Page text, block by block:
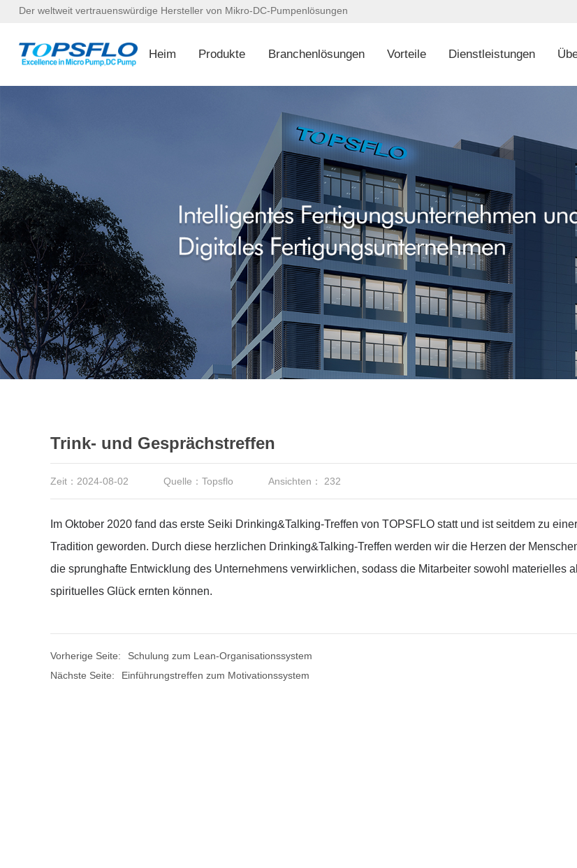
Der weltweit vertrauenswürdige Hersteller von Mikro-DC-Pumpenlösungen
Heim Produkte Branchenlösungen Vorteile Dienstleistungen
Trink- und Gesprächstreffen
Zeit：2024-08-02 Quelle：Topsflo Ansichten： 232
Im Oktober 2020 fand das erste Seiki Drinking&Talking-Treffen von TOPSFLO statt und ist seitdem zu
Tradition geworden. Durch diese herzlichen Drinking&Talking-Treffen werden wir die Herzen der
die sprunghafte Entwicklung des Unternehmens verwirklichen, sodass die Mitarbeiter sowohl materielles
spirituelles Glück ernten können.
Vorherige Seite:
Schulung zum Lean-Organisationssystem
Nächste Seite:
Einführungstreffen zum Motivationssystem